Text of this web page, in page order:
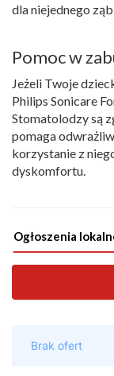
dla niejednego
Pomoc w
Jeżeli Twoje
Philips Sonicare
Stomatolodzy są
pomaga
korzystanie z
dyskomfortu.
Ogłoszenia